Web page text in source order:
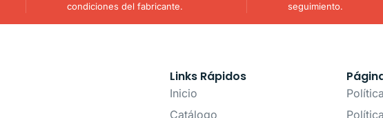
condiciones del fabricante.
seguimiento.
Links Rápidos
Inicio
Catálogo